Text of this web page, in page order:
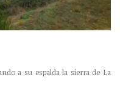
a su espalda la sierra de La